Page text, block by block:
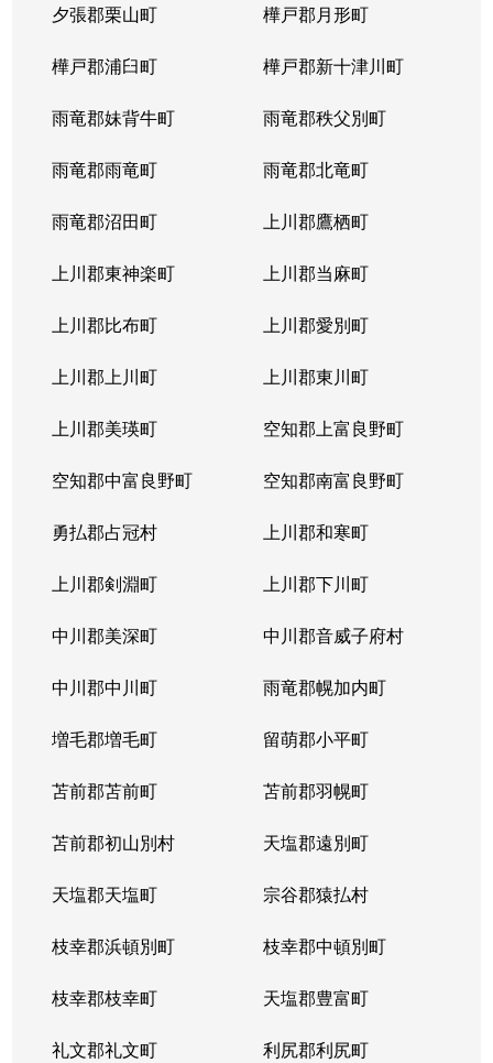
夕張郡栗山町 樺戸郡月形町
樺戸郡浦臼町 樺戸郡新十津川町
雨竜郡妹背牛町 雨竜郡秩父別町
雨竜郡雨竜町 雨竜郡北竜町
雨竜郡沼田町 上川郡鷹栖町
上川郡東神楽町 上川郡当麻町
上川郡比布町 上川郡愛別町
上川郡上川町 上川郡東川町
上川郡美瑛町 空知郡上富良野町
空知郡中富良野町 空知郡南富良野町
勇払郡占冠村 上川郡和寒町
上川郡剣淵町 上川郡下川町
中川郡美深町 中川郡音威子府村
中川郡中川町 雨竜郡幌加内町
増毛郡増毛町 留萌郡小平町
苫前郡苫前町 苫前郡羽幌町
苫前郡初山別村 天塩郡遠別町
天塩郡天塩町 宗谷郡猿払村
枝幸郡浜頓別町 枝幸郡中頓別町
枝幸郡枝幸町 天塩郡豊富町
礼文郡礼文町 利尻郡利尻町